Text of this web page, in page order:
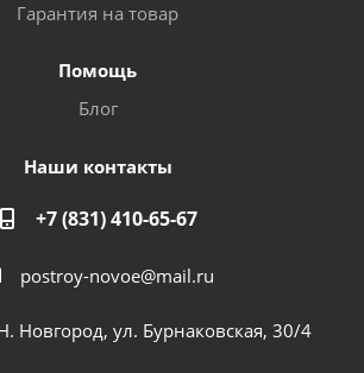
Гарантия на товар
Помощь
Блог
Наши контакты
+7 (831) 410-65-67
postroy-novoe@mail.ru
Новгород, ул. Бурнаковская, 30/4